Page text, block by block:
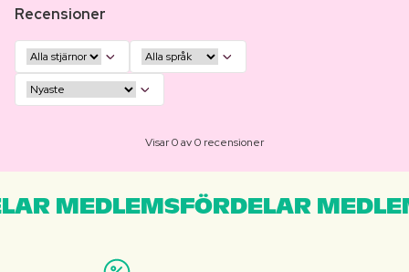
Recensioner
Visar 0 av 0 recensioner
MEDLEMSFÖRDELAR